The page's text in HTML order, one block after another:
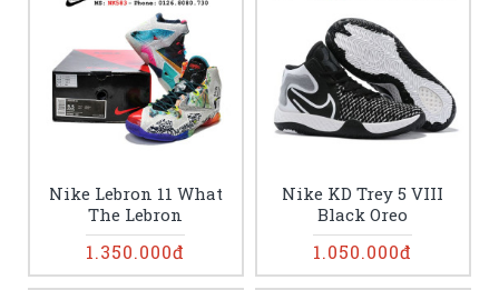
Nike Lebron 11 What
The Lebron
1.350.000đ
Nike KD Trey 5 VIII
Black Oreo
1.050.000đ